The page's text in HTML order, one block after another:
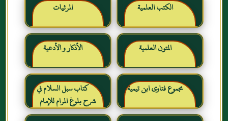
الكتب العلمية المرئيات
المتون العلمية الأذكار و الأدعية
مجموع فتاوى ابن تيمية
كتاب سبل السلام في
شرح بلوغ المرام للإمام
الصنعاني رحمه الله